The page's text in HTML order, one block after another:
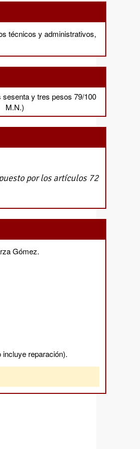
técnicos y administrativos,
sesenta y tres pesos 79/100
M.N.)
por los artículos 72
Gómez.
reparación).